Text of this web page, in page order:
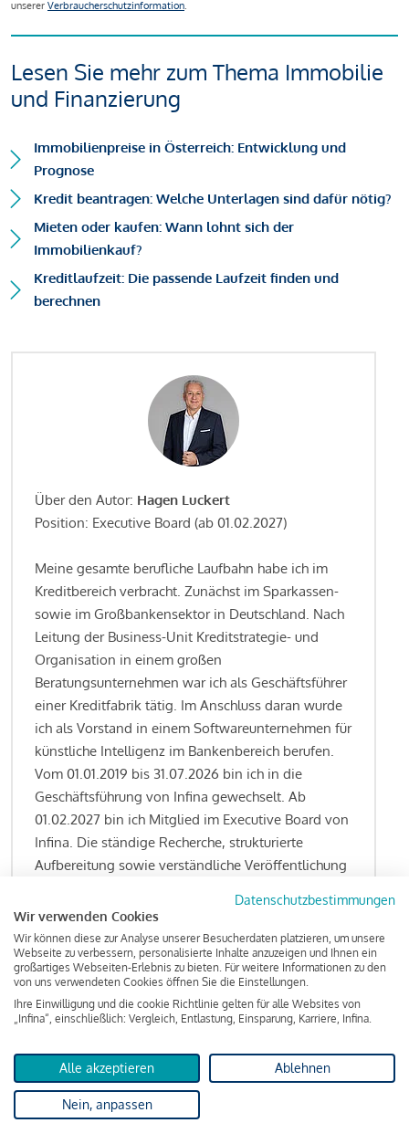
unserer Verbraucherschutzinformation.
Lesen Sie mehr zum Thema Immobilie
und Finanzierung
Immobilienpreise in Österreich: Entwicklung und
Prognose
Kredit beantragen: Welche Unterlagen sind dafür nötig?
Mieten oder kaufen: Wann lohnt sich der
Immobilienkauf?
Kreditlaufzeit: Die passende Laufzeit finden und
berechnen
Über den Autor: Hagen Luckert
Position: Executive Board (ab 01.02.2027)
Meine gesamte berufliche Laufbahn habe ich im
Kreditbereich verbracht. Zunächst im Sparkassen-
sowie im Großbankensektor in Deutschland. Nach
Leitung der Business-Unit Kreditstrategie- und
Organisation in einem großen
Beratungsunternehmen war ich als Geschäftsführer
einer Kreditfabrik tätig. Im Anschluss daran wurde
ich als Vorstand in einem Softwareunternehmen für
künstliche Intelligenz im Bankenbereich berufen.
Vom 01.01.2019 bis 31.07.2026 bin ich in die
Geschäftsführung von Infina gewechselt. Ab
01.02.2027 bin ich Mitglied im Executive Board von
Infina. Die ständige Recherche, strukturierte
Aufbereitung sowie verständliche Veröffentlichung
Kreditgeschäft gehören zu den wesentlichen
Schwerpunktsetzungen meiner Funktion.
Lesen Sie meine Finanzierungs-Tipps
KreditindexDas Wohnkredit Barometer
Datenschutzbestimmungen
Wir verwenden Cookies
Wir können diese zur Analyse unserer Besucherdaten platzieren, um unsere
Webseite zu verbessern, personalisierte Inhalte anzuzeigen und Ihnen ein
großartiges Webseiten-Erlebnis zu bieten. Für weitere Informationen zu den
von uns verwendeten Cookies öffnen Sie die Einstellungen.
Ihre Einwilligung und die cookie Richtlinie gelten für alle Websites von
„Infina“, einschließlich: Vergleich, Entlastung, Einsparung, Karriere, Infina.
Alle akzeptieren Ablehnen
Nein, anpassen